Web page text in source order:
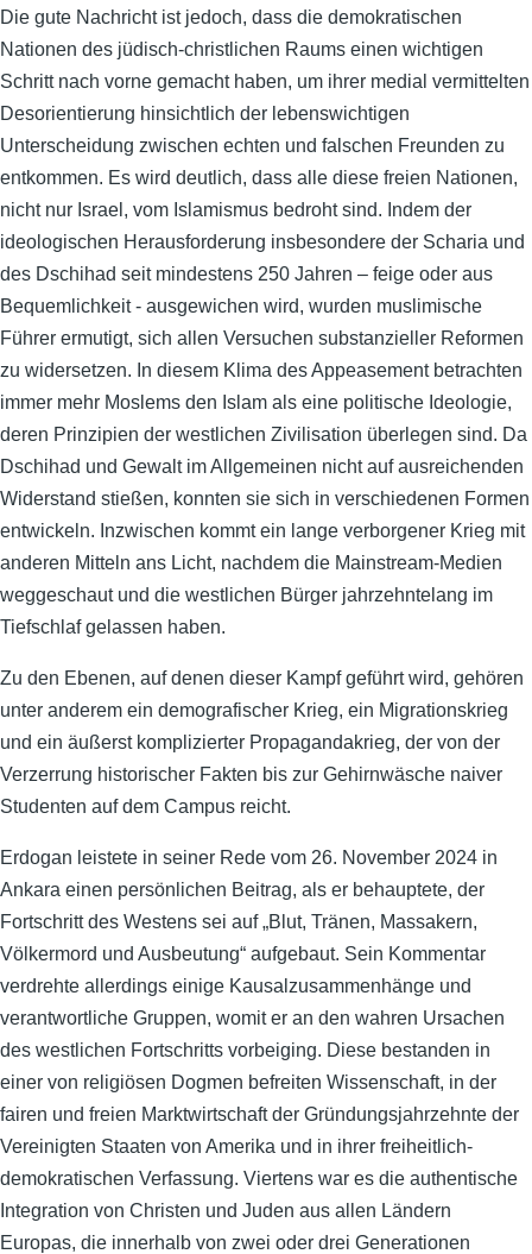
Die gute Nachricht ist jedoch, dass die demokratischen
Nationen des jüdisch-christlichen Raums einen wichtigen
Schritt nach vorne gemacht haben, um ihrer medial vermittelten
Desorientierung hinsichtlich der lebenswichtigen
Unterscheidung zwischen echten und falschen Freunden zu
entkommen. Es wird deutlich, dass alle diese freien Nationen,
nicht nur Israel, vom Islamismus bedroht sind. Indem der
ideologischen Herausforderung insbesondere der Scharia und
des Dschihad seit mindestens 250 Jahren – feige oder aus
Bequemlichkeit - ausgewichen wird, wurden muslimische
Führer ermutigt, sich allen Versuchen substanzieller Reformen
zu widersetzen. In diesem Klima des Appeasement betrachten
immer mehr Moslems den Islam als eine politische Ideologie,
deren Prinzipien der westlichen Zivilisation überlegen sind. Da
Dschihad und Gewalt im Allgemeinen nicht auf ausreichenden
Widerstand stießen, konnten sie sich in verschiedenen Formen
entwickeln. Inzwischen kommt ein lange verborgener Krieg mit
anderen Mitteln ans Licht, nachdem die Mainstream-Medien
weggeschaut und die westlichen Bürger jahrzehntelang im
Tiefschlaf gelassen haben.
Zu den Ebenen, auf denen dieser Kampf geführt wird, gehören
unter anderem ein demografischer Krieg, ein Migrationskrieg
und ein äußerst komplizierter Propagandakrieg, der von der
Verzerrung historischer Fakten bis zur Gehirnwäsche naiver
Studenten auf dem Campus reicht.
Erdogan leistete in seiner Rede vom 26. November 2024 in
Ankara einen persönlichen Beitrag, als er behauptete, der
Fortschritt des Westens sei auf „Blut, Tränen, Massakern,
Völkermord und Ausbeutung“ aufgebaut. Sein Kommentar
verdrehte allerdings einige Kausalzusammenhänge und
verantwortliche Gruppen, womit er an den wahren Ursachen
des westlichen Fortschritts vorbeiging. Diese bestanden in
einer von religiösen Dogmen befreiten Wissenschaft, in der
fairen und freien Marktwirtschaft der Gründungsjahrzehnte der
Vereinigten Staaten von Amerika und in ihrer freiheitlich-
demokratischen Verfassung. Viertens war es die authentische
Integration von Christen und Juden aus allen Ländern
Europas, die innerhalb von zwei oder drei Generationen